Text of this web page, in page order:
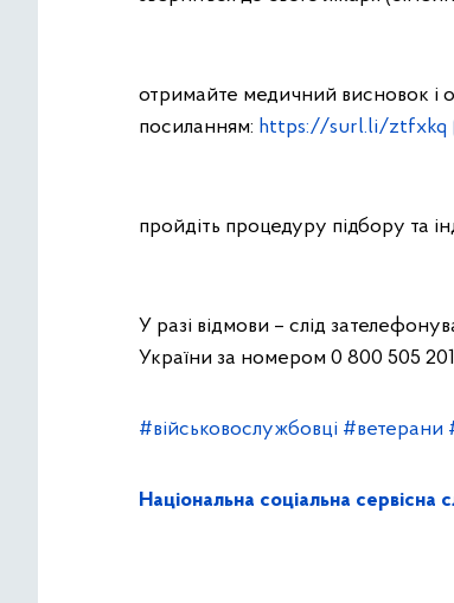
отримайте медичний висновок і
посиланням: https://surl.li/ztfxkq
пройдіть процедуру підбору та
У разі відмови – слід
України за номером 0 800 505
#військовослужбовці #ветерани
Національна соціальна сервісна